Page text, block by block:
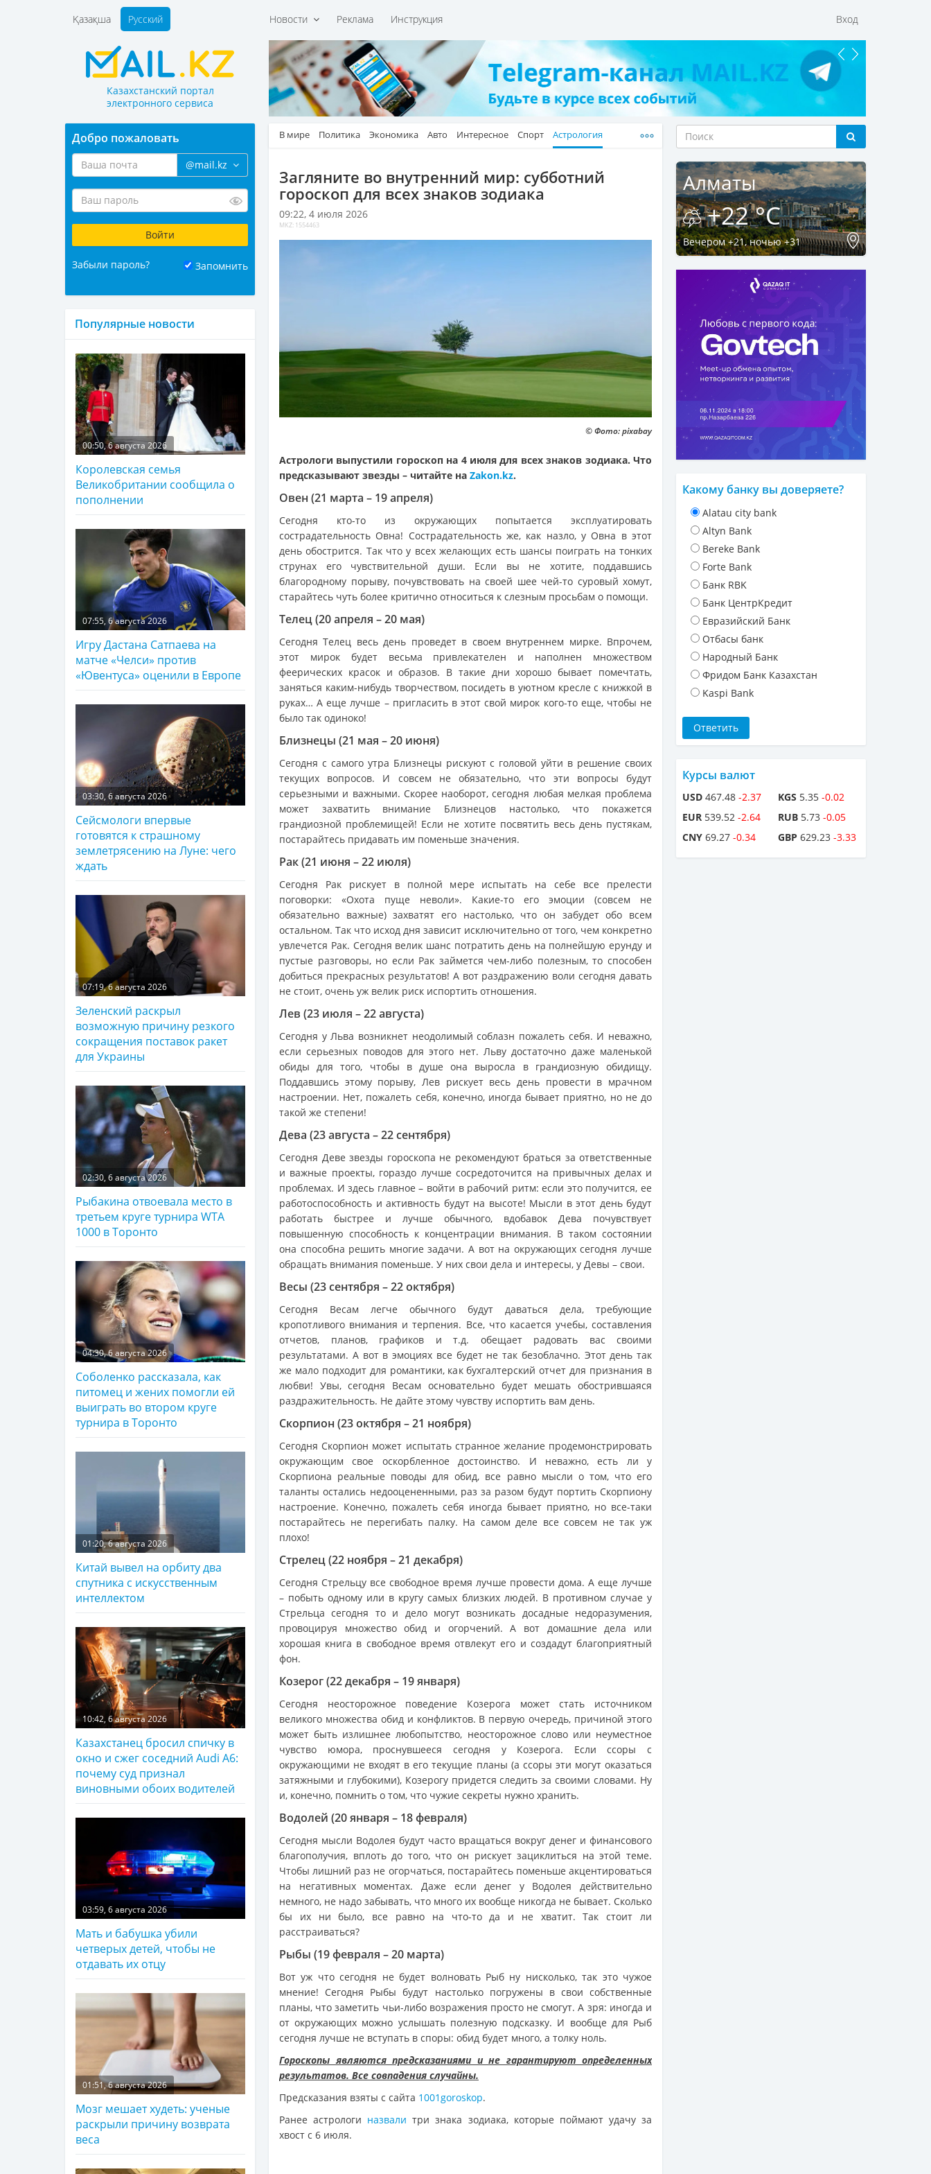
Новости Реклама Инструкция Вход
Қазақша Русский
Казахстанский портал
электронного сервиса
В мире Политика Экономика Авто Интересное Спорт Астрология
Загляните во внутренний мир: субботний
гороскоп для всех знаков зодиака
09:22, 4 июля 2026
MKZ: 1554463
© Фото: pixabay
Астрологи выпустили гороскоп на 4 июля для всех знаков зодиака. Что
предсказывают звезды – читайте на Zakon.kz.
Овен (21 марта – 19 апреля)
Сегодня кто-то из окружающих попытается эксплуатировать
сострадательность Овна! Сострадательность же, как назло, у Овна в этот
день обострится. Так что у всех желающих есть шансы поиграть на тонких
струнах его чувствительной души. Если вы не хотите, поддавшись
благородному порыву, почувствовать на своей шее чей-то суровый хомут,
старайтесь чуть более критично относиться к слезным просьбам о помощи.
Телец (20 апреля – 20 мая)
Сегодня Телец весь день проведет в своем внутреннем мирке. Впрочем,
этот мирок будет весьма привлекателен и наполнен множеством
феерических красок и образов. В такие дни хорошо бывает помечтать,
заняться каким-нибудь творчеством, посидеть в уютном кресле с книжкой в
руках… А еще лучше – пригласить в этот свой мирок кого-то еще, чтобы не
было так одиноко!
Близнецы (21 мая – 20 июня)
Сегодня с самого утра Близнецы рискуют с головой уйти в решение своих
текущих вопросов. И совсем не обязательно, что эти вопросы будут
серьезными и важными. Скорее наоборот, сегодня любая мелкая проблема
может захватить внимание Близнецов настолько, что покажется
грандиозной проблемищей! Если не хотите посвятить весь день пустякам,
постарайтесь придавать им поменьше значения.
Рак (21 июня – 22 июля)
Сегодня Рак рискует в полной мере испытать на себе все прелести
поговорки: «Охота пуще неволи». Какие-то его эмоции (совсем не
обязательно важные) захватят его настолько, что он забудет обо всем
остальном. Так что исход дня зависит исключительно от того, чем конкретно
увлечется Рак. Сегодня велик шанс потратить день на полнейшую ерунду и
пустые разговоры, но если Рак займется чем-либо полезным, то способен
добиться прекрасных результатов! А вот раздражению воли сегодня давать
не стоит, очень уж велик риск испортить отношения.
Лев (23 июля – 22 августа)
Сегодня у Льва возникнет неодолимый соблазн пожалеть себя. И неважно,
если серьезных поводов для этого нет. Льву достаточно даже маленькой
обиды для того, чтобы в душе она выросла в грандиозную обидищу.
Поддавшись этому порыву, Лев рискует весь день провести в мрачном
настроении. Нет, пожалеть себя, конечно, иногда бывает приятно, но не до
такой же степени!
Дева (23 августа – 22 сентября)
Сегодня Деве звезды гороскопа не рекомендуют браться за ответственные
и важные проекты, гораздо лучше сосредоточится на привычных делах и
проблемах. И здесь главное – войти в рабочий ритм: если это получится, ее
работоспособность и активность будут на высоте! Мысли в этот день будут
работать быстрее и лучше обычного, вдобавок Дева почувствует
повышенную способность к концентрации внимания. В таком состоянии
она способна решить многие задачи. А вот на окружающих сегодня лучше
обращать внимания поменьше. У них свои дела и интересы, у Девы – свои.
Весы (23 сентября – 22 октября)
Сегодня Весам легче обычного будут даваться дела, требующие
кропотливого внимания и терпения. Все, что касается учебы, составления
отчетов, планов, графиков и т.д. обещает радовать вас своими
результатами. А вот в эмоциях все будет не так безоблачно. Этот день так
же мало подходит для романтики, как бухгалтерский отчет для признания в
любви! Увы, сегодня Весам основательно будет мешать обострившаяся
раздражительность. Не дайте этому чувству испортить вам день.
Скорпион (23 октября – 21 ноября)
Сегодня Скорпион может испытать странное желание продемонстрировать
окружающим свое оскорбленное достоинство. И неважно, есть ли у
Скорпиона реальные поводы для обид, все равно мысли о том, что его
таланты остались недооцененными, раз за разом будут портить Скорпиону
настроение. Конечно, пожалеть себя иногда бывает приятно, но все-таки
постарайтесь не перегибать палку. На самом деле все совсем не так уж
плохо!
Стрелец (22 ноября – 21 декабря)
Сегодня Стрельцу все свободное время лучше провести дома. А еще лучше
– побыть одному или в кругу самых близких людей. В противном случае у
Стрельца сегодня то и дело могут возникать досадные недоразумения,
провоцируя множество обид и огорчений. А вот домашние дела или
хорошая книга в свободное время отвлекут его и создадут благоприятный
фон.
Козерог (22 декабря – 19 января)
Сегодня неосторожное поведение Козерога может стать источником
великого множества обид и конфликтов. В первую очередь, причиной этого
может быть излишнее любопытство, неосторожное слово или неуместное
чувство юмора, проснувшееся сегодня у Козерога. Если ссоры с
окружающими не входят в его текущие планы (а ссоры эти могут оказаться
затяжными и глубокими), Козерогу придется следить за своими словами. Ну
и, конечно, помнить о том, что чужие секреты нужно хранить.
Водолей (20 января – 18 февраля)
Сегодня мысли Водолея будут часто вращаться вокруг денег и финансового
благополучия, вплоть до того, что он рискует зациклиться на этой теме.
Чтобы лишний раз не огорчаться, постарайтесь поменьше акцентироваться
на негативных моментах. Даже если денег у Водолея действительно
немного, не надо забывать, что много их вообще никогда не бывает. Сколько
бы их ни было, все равно на что-то да и не хватит. Так стоит ли
расстраиваться?
Рыбы (19 февраля – 20 марта)
Вот уж что сегодня не будет волновать Рыб ну нисколько, так это чужое
мнение! Сегодня Рыбы будут настолько погружены в свои собственные
планы, что заметить чьи-либо возражения просто не смогут. А зря: иногда и
от окружающих можно услышать полезную подсказку. И вообще для Рыб
сегодня лучше не вступать в споры: обид будет много, а толку ноль.
Гороскопы являются предсказаниями и не гарантируют определенных
результатов. Все совпадения случайны.
Предсказания взяты с сайта 1001goroskop.
Ранее астрологи назвалитри знака зодиака, которые поймают удачу за
хвост с 6 июля.
Добро пожаловать
@mail.kz
Забыли пароль? Запомнить
Популярные новости
00:50, 6 августа 2026
Королевская семья
Великобритании сообщила о
пополнении
07:55, 6 августа 2026
Игру Дастана Сатпаева на
матче «Челси» против
«Ювентуса» оценили в Европе
03:30, 6 августа 2026
Сейсмологи впервые
готовятся к страшному
землетрясению на Луне: чего
ждать
07:19, 6 августа 2026
Зеленский раскрыл
возможную причину резкого
сокращения поставок ракет
для Украины
02:30, 6 августа 2026
Рыбакина отвоевала место в
третьем круге турнира WTA
1000 в Торонто
04:30, 6 августа 2026
Соболенко рассказала, как
питомец и жених помогли ей
выиграть во втором круге
турнира в Торонто
01:20, 6 августа 2026
Китай вывел на орбиту два
спутника с искусственным
интеллектом
10:42, 6 августа 2026
Казахстанец бросил спичку в
окно и сжег соседний Audi A6:
почему суд признал
виновными обоих водителей
03:59, 6 августа 2026
Мать и бабушка убили
четверых детей, чтобы не
отдавать их отцу
01:51, 6 августа 2026
Мозг мешает худеть: ученые
раскрыли причину возврата
веса
Алматы
+22 °C
Вечером +21, ночью +31
Какому банку вы доверяете?
Alatau city bank
Altyn Bank
Bereke Bank
Forte Bank
Банк RBK
Банк ЦентрКредит
Евразийский Банк
Отбасы банк
Народный Банк
Фридом Банк Казахстан
Kaspi Bank
Курсы валют
USD 467.48 -2.37
EUR 539.52 -2.64
CNY 69.27 -0.34
KGS 5.35 -0.02
RUB 5.73 -0.05
GBP 629.23 -3.33